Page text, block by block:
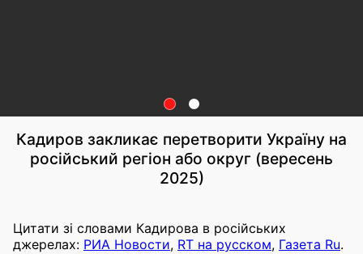
Кадиров закликає перетворити Україну на
російський регіон або округ (вересень
2025)
Цитати зі словами Кадирова в російських
джерелах: РИА Новости, RT на русском, Газета Ru.